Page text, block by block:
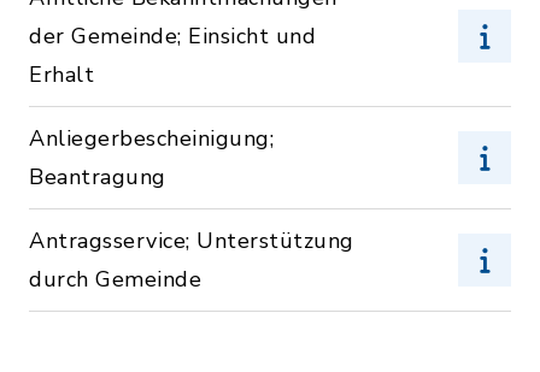
der Gemeinde; Einsicht und
Erhalt
Anliegerbescheinigung;
Beantragung
Antragsservice; Unterstützung
durch Gemeinde